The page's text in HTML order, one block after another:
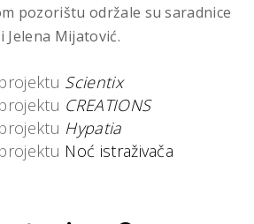
pozorištu održale su saradnice
Jelena Mijatović.
Scientix
CREATIONS
Hypatia
Noć istraživača